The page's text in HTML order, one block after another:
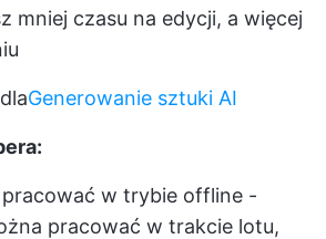
mniej czasu na edycji, a więcej
Generowanie sztuki AI
w trybie offline -
pracować w trakcie lotu,